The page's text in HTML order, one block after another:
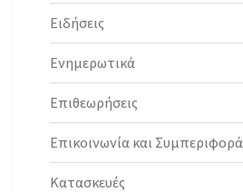
Ειδήσεις
Ενημερωτικά
Επιθεωρήσεις
Επικοινωνία και Συμπεριφορά
Κατασκευές